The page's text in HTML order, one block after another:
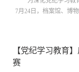
7月24日，档案馆、博
们集体观看了视频短
率、进、诺9个展区板块
【党纪学习教育
赛